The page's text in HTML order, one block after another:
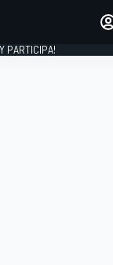
PARTICIPA!